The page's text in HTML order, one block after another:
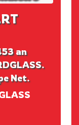
an
Net.